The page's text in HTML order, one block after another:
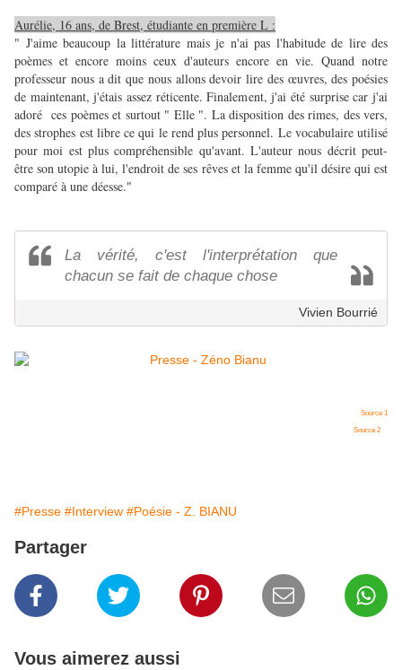
Aurélie, 16 ans, de Brest, étudiante en première L :
" J'aime beaucoup la littérature mais je n'ai pas l'habitude de lire des
poèmes et encore moins ceux d'auteurs encore en vie. Quand notre
professeur nous a dit que nous allons devoir lire des œuvres, des poésies
de maintenant, j'étais assez réticente. Finalement, j'ai été surprise car j'ai
adoré ces poèmes et surtout " Elle ". La disposition des rimes, des vers,
des strophes est libre ce qui le rend plus personnel. Le vocabulaire utilisé
pour moi est plus compréhensible qu'avant. L'auteur nous décrit peut-
être son utopie à lui, l'endroit de ses rêves et la femme qu'il désire qui est
comparé à une déesse."
La vérité, c'est l'interprétation que
chacun se fait de chaque chose
Vivien Bourrié
Source 1
Source 2
#Presse #Interview #Poésie - Z. BIANU
Partager
Vous aimerez aussi